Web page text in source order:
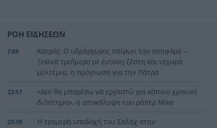
ΡΟΗ ΕΙΔΗΣΕΩΝ
7:08
Καιρός: Ο υδράργυρος παίρνει την ανηφόρα –
Ξεκινά τριήμερο με έντονη ζέστη και ισχυρά
μελτέμια, η πρόγνωση για την Πάτρα
23:57
«Δεν θα μπορέσω να εργαστώ για κάποιο χρονικό
διάστημα», η αποκάλυψη του ράπερ Mike
23:39
Η τρομερή υποδοχή του Σαλάχ στην